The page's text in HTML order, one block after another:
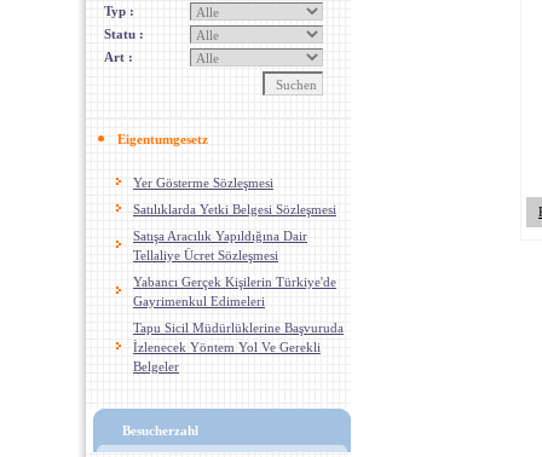
Typ :
Statu :
Art :
Eigentumgesetz
Yer Gösterme Sözleşmesi
Satılıklarda Yetki Belgesi Sözleşmesi
Satışa Aracılık Yapıldığına Dair
Tellaliye Ücret Sözleşmesi
Yabancı Gerçek Kişilerin Türkiye'de
Gayrimenkul Edimeleri
Tapu Sicil Müdürlüklerine Başvuruda
İzlenecek Yöntem Yol Ve Gerekli
Belgeler
Besucherzahl